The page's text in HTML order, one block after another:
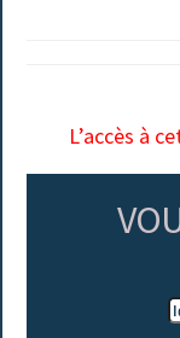
L’accès à